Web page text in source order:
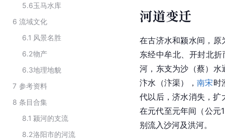
5.6玉马水库
6 流域文化
6.1 风景名胜
6.2物产
6.3地理地貌
7 参考资料
8 条目合集
8.1 颍河的支流
8.2洛阳市的河流
河道变迁
在古济水和颍水间，原
东经中牟北、开封北
河，东支为沙（蔡）水
汴水（汴渠），南宋时
代以后，济水消失，扩
在元代至元年间（公元
别流入沙河及洪河。